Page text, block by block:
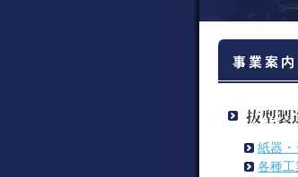
紙器・
各種工